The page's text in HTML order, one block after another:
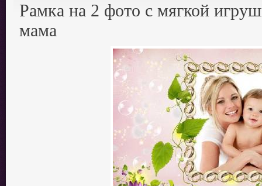
Рамка на 2 фото с мягкой
мама